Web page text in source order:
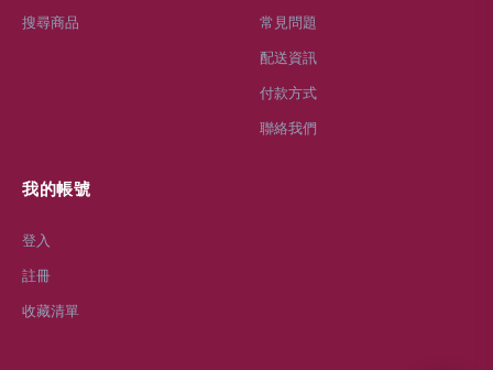
搜尋商品
常見問題
配送資訊
付款方式
聯絡我們
我的帳號
登入
註冊
收藏清單